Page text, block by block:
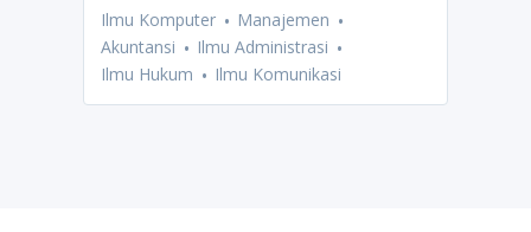
Ilmu Komputer
Manajemen
Akuntansi
Ilmu Administrasi
Ilmu Hukum
Ilmu Komunikasi